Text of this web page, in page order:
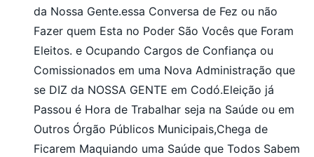
da Nossa Gente.essa Conversa de Fez ou não
Fazer quem Esta no Poder São Vocês que Foram
Eleitos. e Ocupando Cargos de Confiança ou
Comissionados em uma Nova Administração que
se DIZ da NOSSA GENTE em Codó.Eleição já
Passou é Hora de Trabalhar seja na Saúde ou em
Outros Órgão Públicos Municipais,Chega de
Ficarem Maquiando uma Saúde que Todos Sabem